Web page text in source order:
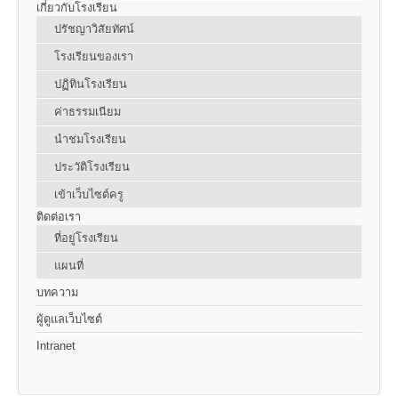
เกี่ยวกับโรงเรียน
ปรัชญาวิสัยทัศน์
โรงเรียนของเรา
ปฏิทินโรงเรียน
ค่าธรรมเนียม
นำชมโรงเรียน
ประวัติโรงเรียน
เข้าเว็บไซต์ครู
ติดต่อเรา
ที่อยู่โรงเรียน
แผนที่
บทความ
ผู้ดูแลเว็บไซต์
Intranet